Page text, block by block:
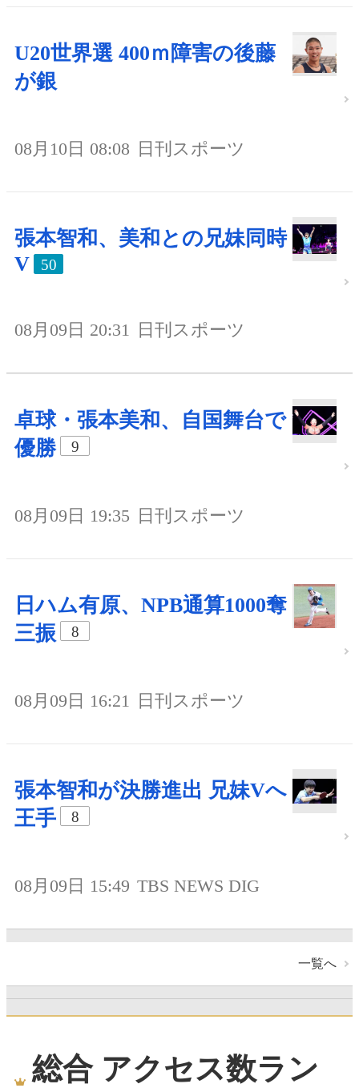
U20世界選 400ｍ障害の後藤
が銀
08月10日 08:08 日刊スポーツ
張本智和、美和との兄妹同時
V
50
08月09日 20:31 日刊スポーツ
卓球・張本美和、自国舞台で
優勝
9
08月09日 19:35 日刊スポーツ
日ハム有原、NPB通算1000奪
三振
8
08月09日 16:21 日刊スポーツ
張本智和が決勝進出 兄妹Vへ
王手
8
08月09日 15:49 TBS NEWS DIG
一覧へ
総合 アクセス数ラン